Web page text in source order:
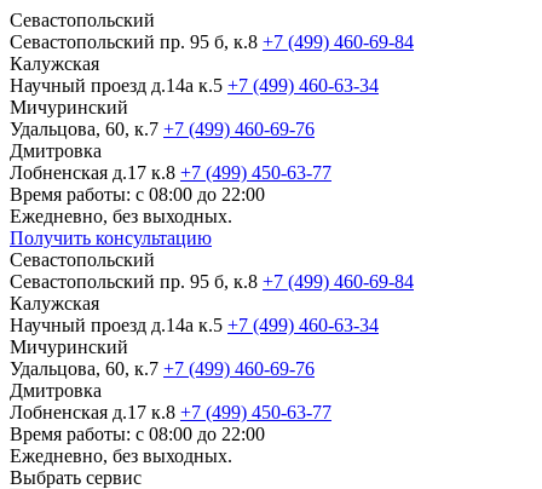
Севастопольский
Севастопольский пр. 95 б, к.8 +7 (499) 460-69-84
Калужская
Научный проезд д.14а к.5 +7 (499) 460-63-34
Мичуринский
Удальцова, 60, к.7 +7 (499) 460-69-76
Дмитровка
Лобненская д.17 к.8 +7 (499) 450-63-77
Время работы: с 08:00 до 22:00
Ежедневно, без выходных.
Получить консультацию
Севастопольский
Севастопольский пр. 95 б, к.8 +7 (499) 460-69-84
Калужская
Научный проезд д.14а к.5 +7 (499) 460-63-34
Мичуринский
Удальцова, 60, к.7 +7 (499) 460-69-76
Дмитровка
Лобненская д.17 к.8 +7 (499) 450-63-77
Время работы: с 08:00 до 22:00
Ежедневно, без выходных.
Выбрать сервис